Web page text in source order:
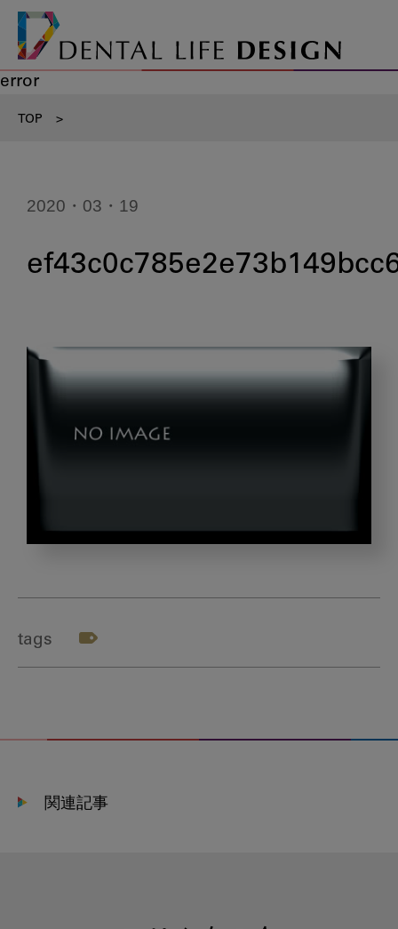
error
TOP >
2020・03・19
tags
関連記事